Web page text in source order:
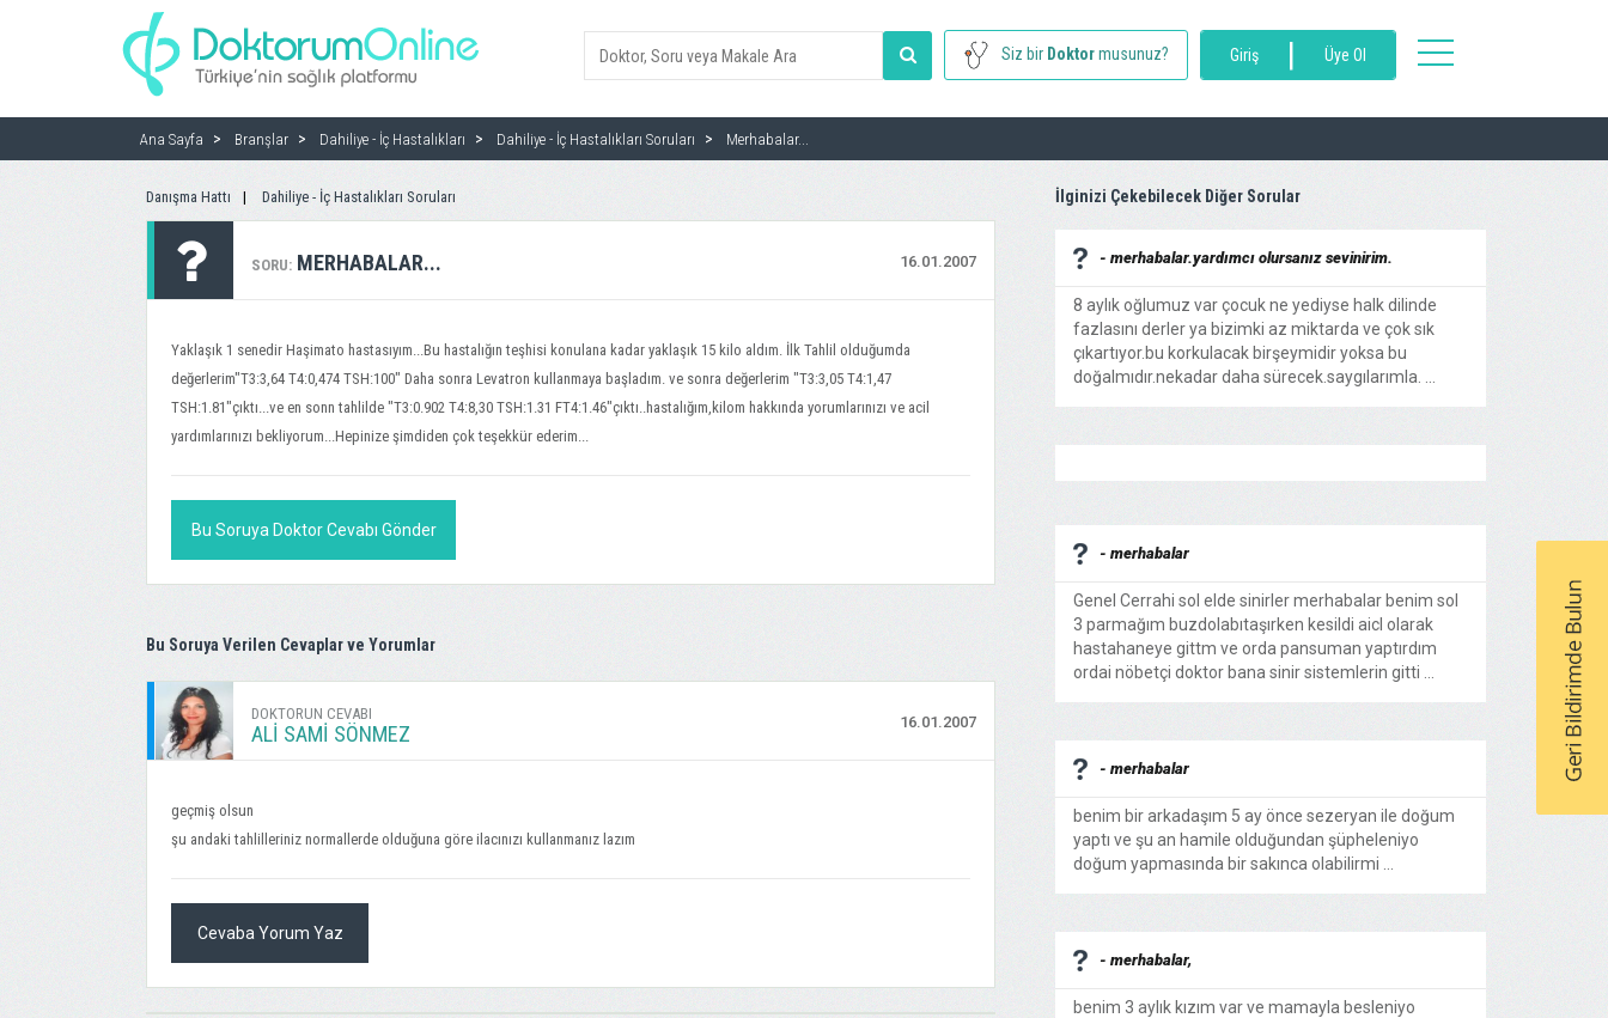
Siz bir Doktormusunuz? Giriş | Üye Ol
toggle
Ana Sayfa Branşlar Dahiliye - İç Hastalıkları Dahiliye - İç Hastalıkları Soruları Merhabalar...
Danışma Hattı Dahiliye - İç Hastalıkları Soruları
SORU: 16.01.2007
MERHABALAR...
Yaklaşık 1 senedir Haşimato hastasıyım...Bu hastalığın teşhisi konulana kadar yaklaşık 15 kilo aldım. İlk Tahlil olduğumda
değerlerim"T3:3,64 T4:0,474 TSH:100" Daha sonra Levatron kullanmaya başladım. ve sonra değerlerim "T3:3,05 T4:1,47
TSH:1.81"çıktı...ve en sonn tahlilde "T3:0.902 T4:8,30 TSH:1.31 FT4:1.46"çıktı..hastalığım,kilom hakkında yorumlarınızı ve acil
yardımlarınızı bekliyorum...Hepinize şimdiden çok teşekkür ederim...
Bu Soruya Doktor Cevabı Gönder
Bu Soruya Verilen Cevaplar ve Yorumlar
DOKTORUN CEVABI
ALI SAMI SÖNMEZ 16.01.2007
geçmiş olsun
şu andaki tahlilleriniz normallerde olduğuna göre ilacınızı kullanmanız lazım
Cevaba Yorum Yaz
İlginizi Çekebilecek Diğer Sorular
- merhabalar.yardımcı olursanız sevinirim.
8 aylık oğlumuz var çocuk ne yediyse halk dilinde
fazlasını derler ya bizimki az miktarda ve çok sık
çıkartıyor.bu korkulacak birşeymidir yoksa bu
doğalmıdır.nekadar daha sürecek.saygılarımla. ...
- merhabalar
Genel Cerrahi sol elde sinirler merhabalar benim sol
3 parmağım buzdolabıtaşırken kesildi aicl olarak
hastahaneye gittm ve orda pansuman yaptırdım
ordai nöbetçi doktor bana sinir sistemlerin gitti ...
- merhabalar
benim bir arkadaşım 5 ay önce sezeryan ile doğum
yaptı ve şu an hamile olduğundan şüpheleniyo
doğum yapmasında bir sakınca olabilirmi ...
- merhabalar,
benim 3 aylık kızım var ve mamayla besleniyo